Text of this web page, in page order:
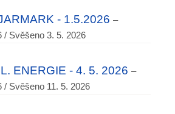
- 1.5.2026 –
/ Svěšeno 3. 5. 2026
ENERGIE - 4. 5. 2026 –
/ Svěšeno 11. 5. 2026